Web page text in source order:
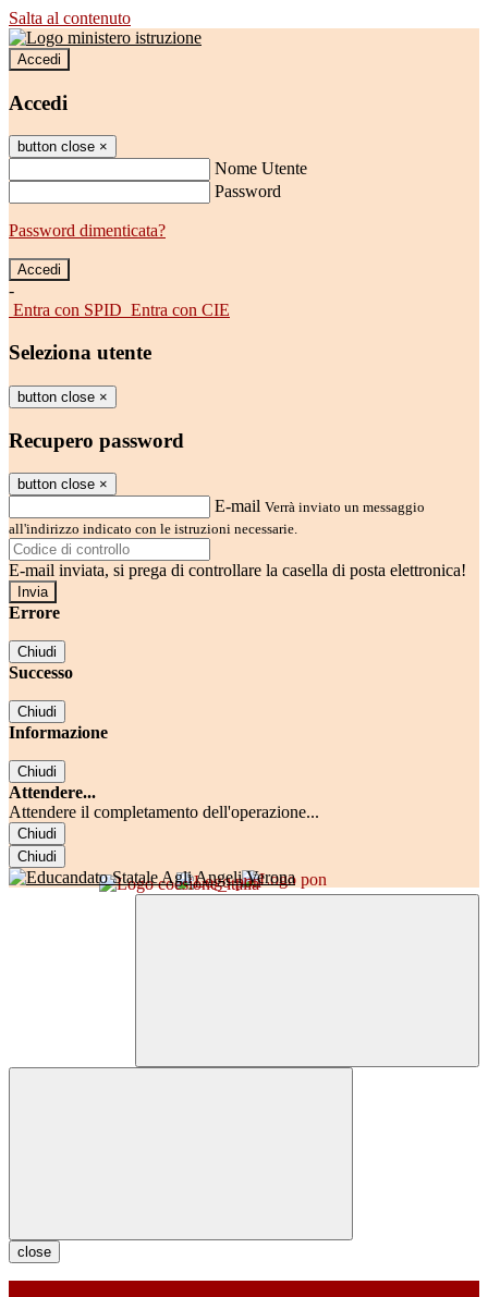
Salta al contenuto
Accedi
Accedi
button close ×
Nome Utente
Password
Password dimenticata?
-
Entra con SPID Entra con CIE
Seleziona utente
button close ×
Recupero password
button close ×
E-mail Verrà inviato un messaggio
all'indirizzo indicato con le istruzioni necessarie.
E-mail inviata, si prega di controllare la casella di posta elettronica!
Errore
Chiudi
Successo
Chiudi
Informazione
Chiudi
Attendere...
Attendere il completamento dell'operazione...
Chiudi
Chiudi
close